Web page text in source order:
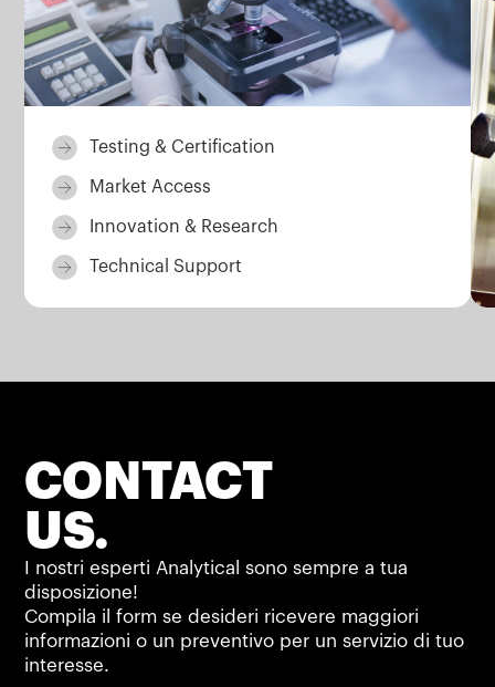
Testing & Certification
Market Access
Innovation & Research
Technical Support
CONTACT
US.
I nostri esperti Analytical sono sempre a tua
disposizione!
Compila il form se desideri ricevere maggiori
informazioni o un preventivo per un servizio di tuo
interesse.